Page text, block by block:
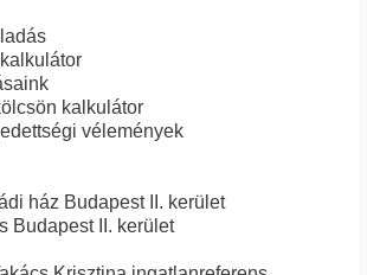
kalkulátor
vélemények
ház Budapest II. kerület
Budapest II. kerület